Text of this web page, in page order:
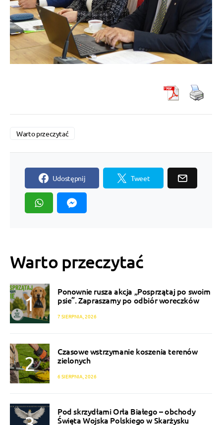
Warto przeczytać
Udostępnij Tweet
Warto przeczytać
Ponownie rusza akcja „Posprzątaj po swoim
psie”. Zapraszamy po odbiór woreczków
7 SIERPNIA, 2026
Czasowe wstrzymanie koszenia terenów
zielonych
6 SIERPNIA, 2026
Pod skrzydłami Orła Białego – obchody
Święta Wojska Polskiego w Skarżysku